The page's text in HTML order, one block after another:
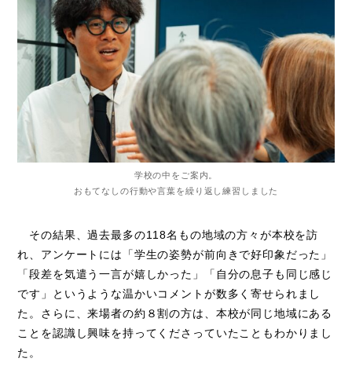
学校の中をご案内。
おもてなしの行動や言葉を繰り返し練習しました
その結果、過去最多の118名もの地域の方々が本校を訪
れ、アンケートには「学生の姿勢が前向きで好印象だった」
「段差を気遣う一言が嬉しかった」「自分の息子も同じ感じ
です」というような温かいコメントが数多く寄せられまし
た。さらに、来場者の約８割の方は、本校が同じ地域にある
ことを認識し興味を持ってくださっていたこともわかりまし
た。